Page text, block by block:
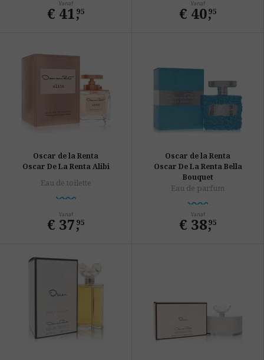
Vanaf
€ 41,
95
Vanaf
€ 40,
95
Oscar de la Renta
Oscar De La Renta Alibi
Eau de toilette
Vanaf
€ 37,
95
Oscar de la Renta
Oscar De La Renta Bella
Bouquet
Eau de parfum
Vanaf
€ 38,
95